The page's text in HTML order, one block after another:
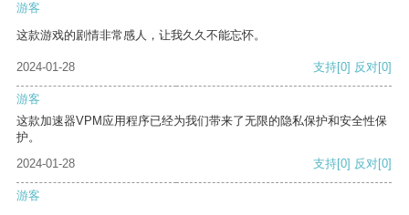
游客
这款游戏的剧情非常感人，让我久久不能忘怀。
2024-01-28 支持[0] 反对[0]
游客
这款加速器VPM应用程序已经为我们带来了无限的隐私保护和安全性保
护。
2024-01-28
支持[0] 反对[0]
游客